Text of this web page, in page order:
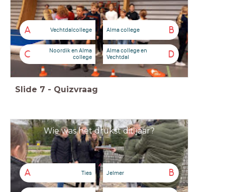
A Vechtdalcollege B
Alma college
C
Noordik en Alma
college
D
Alma college en
Vechtdal
Slide 7 - Quizvraag
Wie was het drukst dit jaar?
A Ties B
Jelmer